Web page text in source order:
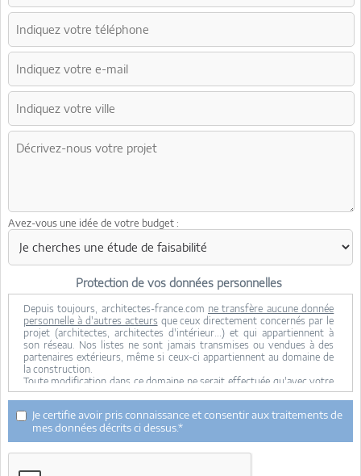
Avez-vous une idée de votre budget :
Protection de vos données personnelles
Depuis toujours, architectes-france.com ne transfère aucune donnée
personnelle à d'autres acteurs que ceux directement concernés par le
projet (architectes, architectes d'intérieur...) et qui appartiennent à
son réseau. Nos listes ne sont jamais transmises ou vendues à des
partenaires extérieurs, même si ceux-ci appartiennent au domaine de
la construction.
Toute modification dans ce domaine ne serait effectuée qu'avec votre
consentement.
Je consens à ce que mes données personnelles soient collectées pour
permettre à architectes-france de transférer votre projet aux
architectes. Seul Architectes-france, ses équipes internes et la
maitrise d'oeuvre concernée par le projet y ont accès. Aucune
transmission de données à des tiers à l'exclusion de ceux décrits ci
dessus n'est réalisée.
Je certifie avoir pris connaissance et consentir aux traitements de
mes données décrits ci dessus.*